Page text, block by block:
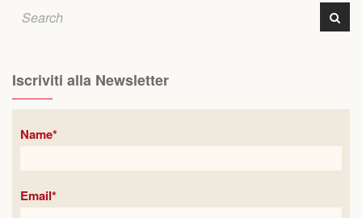
Iscriviti alla Newsletter
Name*
Email*